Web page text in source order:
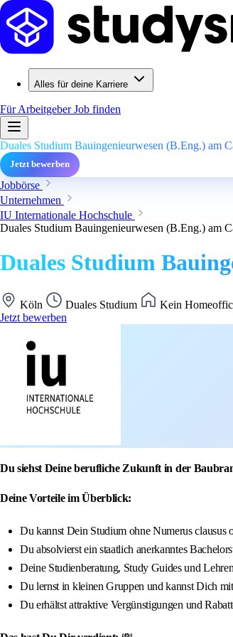
Alles für deine Karriere
Für ArbeitgeberJob finden
Duales Studium Bauingenieurwesen (B.Eng.) am
Jetzt bewerben
Jobbörse
Unternehmen
IU Internationale Hochschule
Duales Studium Bauingenieurwesen (B.Eng.) am
Duales Studium
Köln Duales Studium
Kein
Jetzt bewerben
Du siehst Deine berufliche Zukunft in der
Deine Vorteile im Überblick:
Du kannst Dein Studium ohne Numerus clausus
Du absolvierst ein staatlich anerkanntes
Deine Studienberatung, Study Guides und
Du lernst in kleinen Gruppen und kannst Dich
Du erhältst attraktive Vergünstigungen und